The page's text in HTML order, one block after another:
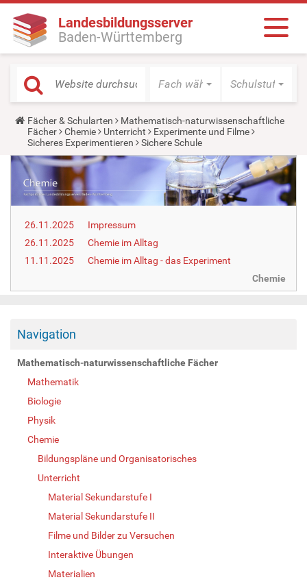
Landesbildungsserver
Baden-Württemberg
Fach wählen Schulstufe
Y
o
u
a
r
e
h
e
r
:
Fächer & Schularten
Mathematisch-naturwissenschaftliche
Fächer
Chemie Unterricht
Experimente und Filme
Sicheres Experimentieren
Sichere Schule
26.11.2025
Impressum
26.11.2025
Chemie im Alltag
11.11.2025
Chemie im Alltag - das Experiment
Chemie
Navigation
Mathematisch-naturwissenschaftliche Fächer
Mathematik
Biologie
Physik
Chemie
Bildungspläne und Organisatorisches
Unterricht
Material Sekundarstufe I
Material Sekundarstufe II
Filme und Bilder zu Versuchen
Interaktive Übungen
Materialien